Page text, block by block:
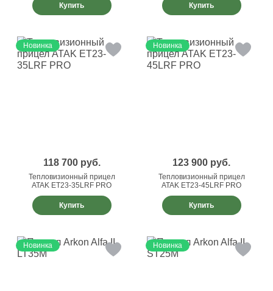
Купить Купить
Новинка
118 700 руб.
Тепловизионный прицел
ATAK ET23-35LRF PRO
Купить
Новинка
123 900 руб.
Тепловизионный прицел
ATAK ET23-45LRF PRO
Купить
Новинка Новинка